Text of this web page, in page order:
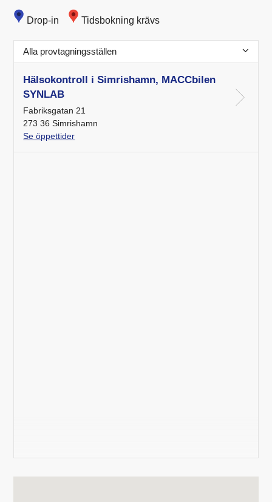
Drop-in Tidsbokning krävs
Alla provtagningsställen
Hälsokontroll i Simrishamn, MACCbilen
SYNLAB
Fabriksgatan 21
273 36 Simrishamn
Se öppettider